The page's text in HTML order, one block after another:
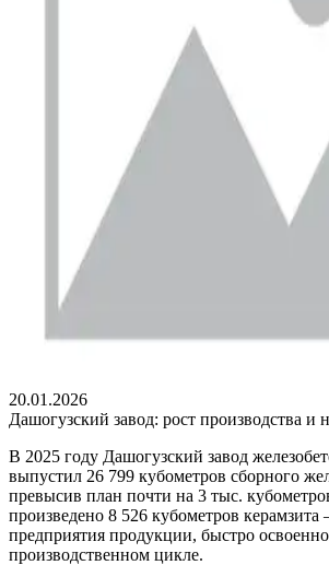
20.01.2026
Дашогузский завод: рост производства и
В 2025 году Дашогузский завод
выпустил 26 799 кубометров сборного
превысив план почти на 3 тыс.
произведено 8 526 кубометров
предприятия продукции, быстро
производственном цикле.